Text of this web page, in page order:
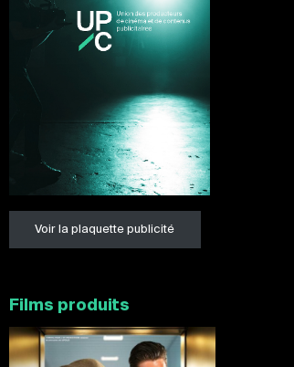
Voir la plaquette publicité
Films produits